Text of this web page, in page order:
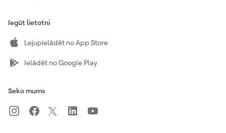
Iegūt lietotni
Lejupielādēt no App Store
Ielādēt no Google Play
Seko mums